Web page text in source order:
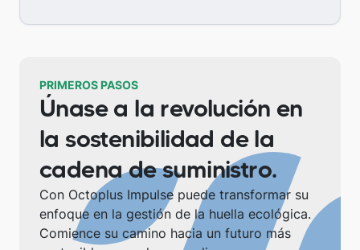
PRIMEROS PASOS
Únase a la revolución en
la sostenibilidad de la
cadena de suministro.
Con Octoplus Impulse puede transformar su
enfoque en la gestión de la huella ecológica.
Comience su camino hacia un futuro más